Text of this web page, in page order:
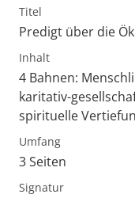
Titel
Predigt über die
Inhalt
4 Bahnen:
karitativ-
spirituelle
Umfang
3 Seiten
Signatur